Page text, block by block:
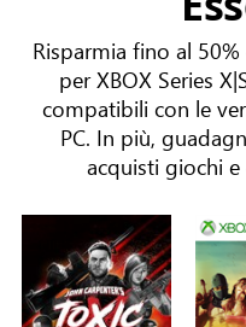
Risparmia fino al
per XBOX Series
compatibili con le
PC. In più,
acquisti giochi